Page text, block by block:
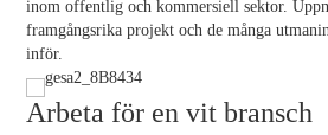
inom offentlig och kommersiell sektor.
framgångsrika projekt och de många
inför.
Arbeta för en vit bransch